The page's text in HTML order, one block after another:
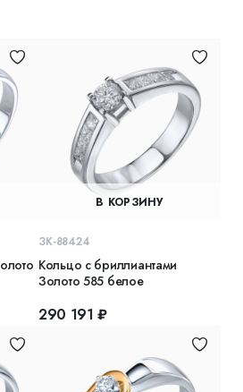
В КОРЗИНУ
ЗК-88424
Кольцо с бриллиантами
Золото 585 белое
290 191 ₽